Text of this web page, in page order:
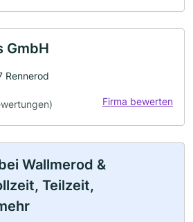
GmbH
Rennerod
Firma bewerten
Wallmerod &
Teilzeit,